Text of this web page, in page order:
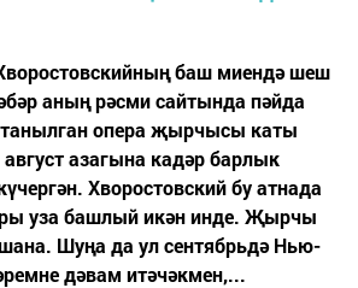
баш миендә шеш
аның рәсми сайтында пәйда
опера җырчысы каты
азагына кадәр барлык
Хворостовский бу атнада
уза башлый икән инде. Җырчы
Шуңа да ул сентябрьдә Нью-
дәвам итәчәкмен,...